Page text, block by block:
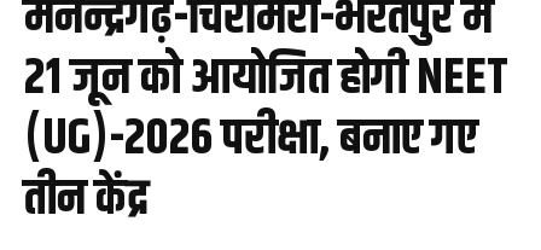
लिया गया ‘स्व-घोषणा पत्र’
मनेन्द्रगढ़-चिरमिरी-भरतपुर में
21 जून को आयोजित होगी NEET
(UG)-2026 परीक्षा, बनाए गए
तीन केंद्र